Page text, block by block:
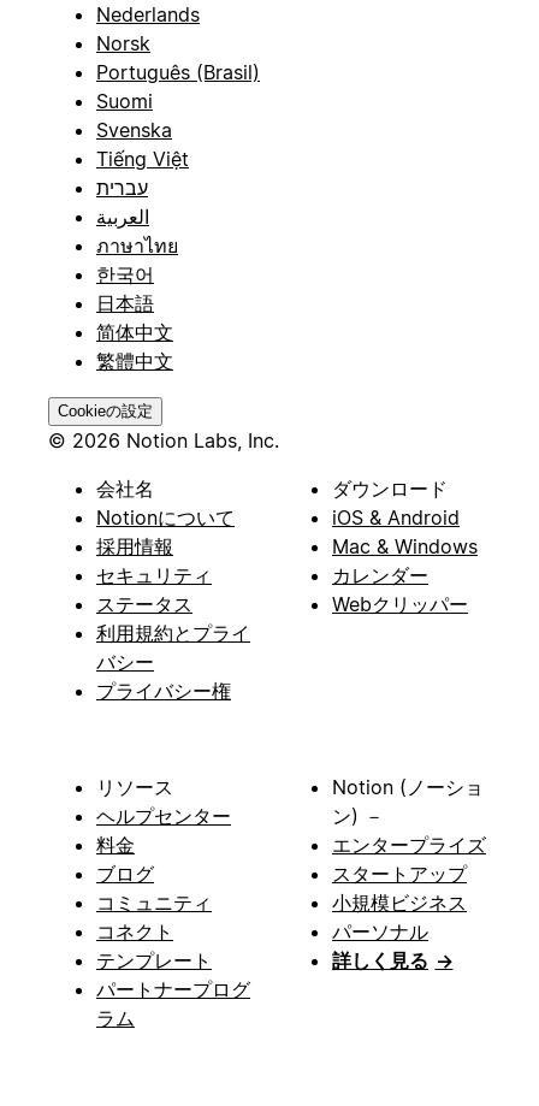
Nederlands
Norsk
Português (Brasil)
Suomi
Svenska
Tiếng Việt
עברית
العربية
ภาษาไทย
한국어
日本語
简体中文
繁體中文
Cookieの設定
© 2026 Notion Labs, Inc.
会社名
Notionについて
採用情報
セキュリティ
ステータス
利用規約とプライ
バシー
プライバシー権
ダウンロード
iOS & Android
Mac & Windows
カレンダー
Webクリッパー
リソース
ヘルプセンター
料金
ブログ
コミュニティ
コネクト
テンプレート
パートナープログ
ラム
Notion (ノーショ
ン) －
エンタープライズ
スタートアップ
小規模ビジネス
パーソナル
詳しく見る →